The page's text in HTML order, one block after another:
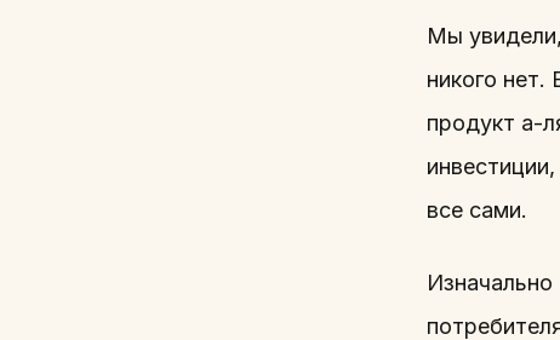
Мы
никого нет.
продукт а-
все сами.